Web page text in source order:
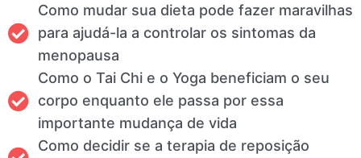
Como mudar sua dieta pode fazer maravilhas
para ajudá-la a controlar os sintomas da
menopausa
Como o Tai Chi e o Yoga beneficiam o seu
corpo enquanto ele passa por essa
importante mudança de vida
Como decidir se a terapia de reposição